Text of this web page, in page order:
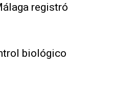
registró
biológico